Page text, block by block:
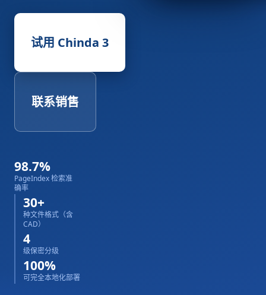
试用 Chinda 3
联系销售
98.7%
PageIndex 检索准
确率
30+
种文件格式（含
CAD）
4
级保密分级
100%
可完全本地化部署